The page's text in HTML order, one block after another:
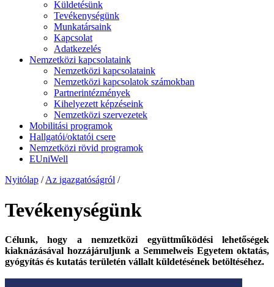
Küldetésünk
Tevékenységünk
Munkatársaink
Kapcsolat
Adatkezelés
Nemzetközi kapcsolataink
Nemzetközi kapcsolataink
Nemzetközi kapcsolatok számokban
Partnerintézmények
Kihelyezett képzéseink
Nemzetközi szervezetek
Mobilitási programok
Hallgatói/oktatói csere
Nemzetközi rövid programok
EUniWell
Nyitólap /Az igazgatóságról /
Tevékenységünk
Célunk, hogy a nemzetközi együttműködési lehetőségek
kiaknázásával hozzájáruljunk a Semmelweis Egyetem oktatás,
gyógyítás és kutatás területén vállalt küldetésének betöltéséhez.